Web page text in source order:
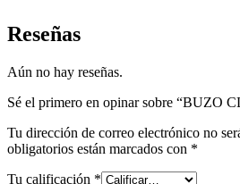
Reseñas
Aún no hay reseñas.
Sé el primero en opinar sobre “BUZO
Tu dirección de correo electrónico no
obligatorios están marcados con *
Tu calificación *